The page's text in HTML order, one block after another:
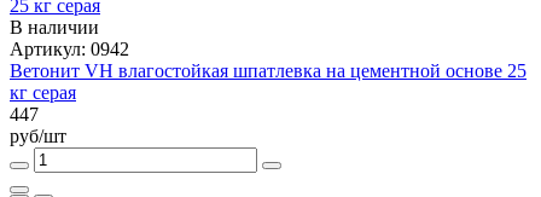
В наличии
Артикул: 0942
Ветонит VH влагостойкая шпатлевка на цементной основе 25
кг серая
447
руб/шт